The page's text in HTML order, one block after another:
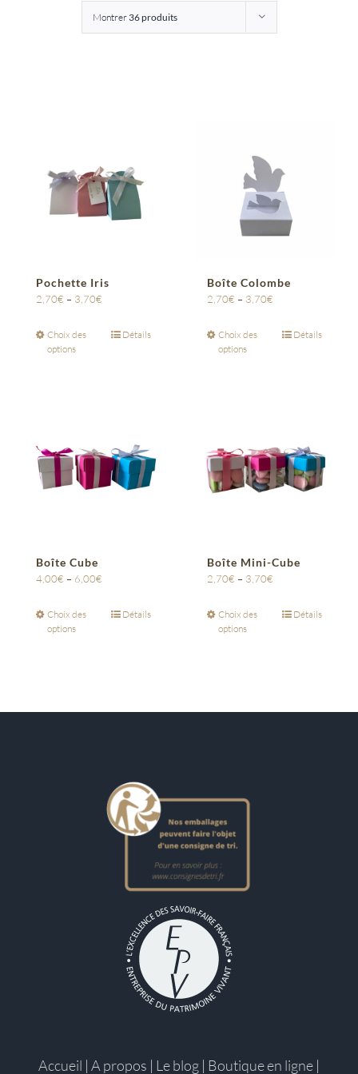
Montrer 36 produits
Pochette Iris
2,70€ – 3,70€
Choix des
options
Détails
Boîte Colombe
2,70€ – 3,70€
Choix des
options
Détails
Boîte Cube
4,00€ – 6,00€
Choix des
options
Détails
Boîte Mini-Cube
2,70€ – 3,70€
Choix des
options
Détails
Accueil | A propos | Le blog | Boutique en ligne |